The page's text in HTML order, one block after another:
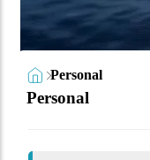
Personal
Personal